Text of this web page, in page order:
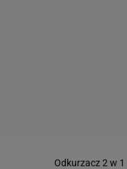
Odkurzacz 2 w 1